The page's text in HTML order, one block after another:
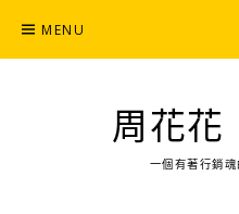
content
MENU
周花花
一個有著行銷